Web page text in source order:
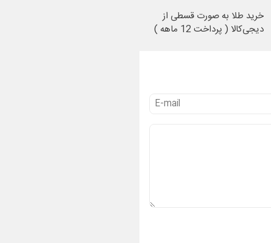
خرید طلا به صورت قسطی از
دیجی‌کالا ( پرداخت 12 ماهه )